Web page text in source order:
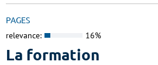
PAGES
relevance: 16%
La formation